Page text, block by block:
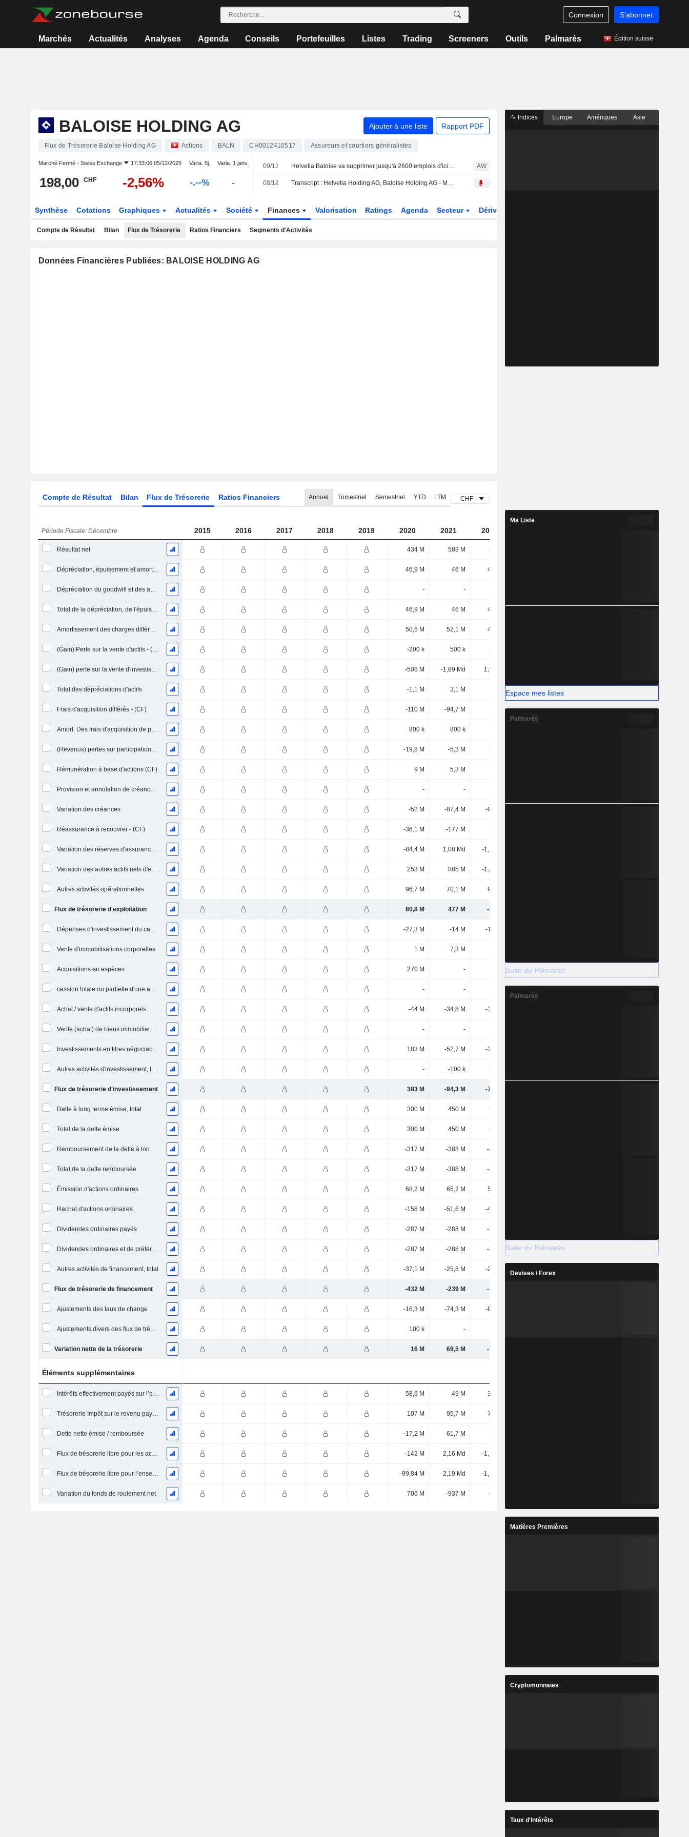
Connexion S'abonner
Marchés Actualités Analyses Agenda Conseils Portefeuilles Listes Trading Screeners Outils Palmarès Édition suisse
BALOISE HOLDING AG Ajouter à une liste Rapport PDF
Flux de Trésorerie Baloise Holding AG Actions BALN CH0012410517 Assureurs et courtiers généralistes
Marché Fermé - Swiss Exchange 17:33:06 05/12/2025 Varia. 5j. Varia. 1 janv.
198,00 CHF -2,56% -.--% -
09/12 Helvetia Baloise va supprimer jusqu'à 2600 emplois d'ici 2028 AW
08/12 Transcript : Helvetia Holding AG, Baloise Holding AG - M&A Call
Synthèse Cotations Graphiques Actualités Société Finances Valorisation Ratings Agenda Secteur Dérivés
Compte de Résultat Bilan Flux de Trésorerie Ratios Financiers Segments d'Activités
Données Financières Publiées: BALOISE HOLDING AG
Compte de Résultat Bilan Flux de Trésorerie Ratios Financiers Annuel Trimestriel Semestriel YTD LTM CHF
Période Fiscale: Décembre 2015 2016 2017 2018 2019 2020 2021 2022
Résultat net 434 M 588 M 548 M
Dépréciation, épuisement et amortissement 46,9 M 46 M 41,4 M
Dépréciation du goodwill et des actifs intangibles - -
Total de la dépréciation, de l'épuisement et de l'amortissement 46,9 M 46 M 41,4 M
Amortissement des charges différées, total 50,5 M 52,1 M 49,7 M
(Gain) Perte sur la vente d'actifs - (CF) -200 k 500 k -200 k
(Gain) perte sur la vente d'investissements - (CF) -508 M -1,89 Md 1,91 Md
Total des dépréciations d'actifs -1,1 M 3,1 M 6,3 M
Frais d'acquisition différés - (CF) -110 M -94,7 M -98 M - -
Amort. Des frais d'acquisition de polices différés - (CF) différés - (CF) 800 k 800 k
(Revenus) pertes sur participations - (CF) -19,8 M -5,3 M -4,9 M
Rémunération à base d'actions (CF) 9 M 5,3 M
Provision et annulation de créances irrécouvrables - -
Variation des créances -52 M -87,4 M -99,2 M
Réassurance à recouvrer - (CF) -36,1 M -177 M
Variation des réserves d'assurance / du passif -84,4 M 1,08 Md -1,14 Md
Variation des autres actifs nets d'exploitation (perçus) 253 M 885 M -1,84 Md
Autres activités opérationnelles 96,7 M 70,1 M 93,3 M
Flux de trésorerie d'exploitation 80,8 M 477 M -388 M
Dépenses d'investissement du capital (CAPEX) -27,3 M -14 M -14,6 M
Vente d'immobilisations corporelles 1 M 7,3 M
Acquisitions en espèces 270 M - - -146 M
cession totale ou partielle d'une activité - -
Achat / vente d'actifs incorporels -44 M -34,8 M -30,6 M
Vente (achat) de biens immobiliers (perçus) - -
Investissements en titres négociables et en actions, total 183 M -52,7 M -33,1 M
Autres activités d'investissement, total - -100 k -100 k
Flux de trésorerie d'investissement 383 M -94,3 M -74,3 M
Dette à long terme émise, total 300 M 450 M 535 M
Total de la dette émise 300 M 450 M 535 M
Remboursement de la dette à long terme, total -317 M -388 M -362 M
Total de la dette remboursée -317 M -388 M -362 M
Émission d'actions ordinaires 68,2 M 65,2 M 54,5 M
Rachat d'actions ordinaires -158 M -51,6 M -45,3 M
Dividendes ordinaires payés -287 M -288 M -316 M
Dividendes ordinaires et de préférence payés -287 M -288 M -316 M -335 M
Autres activités de financement, total -37,1 M -25,8 M -21,1 M -20,1 M
Flux de trésorerie de financement -432 M -239 M -156 M
Ajustements des taux de change -16,3 M -74,3 M -85,2 M
Ajustements divers des flux de trésorerie 100 k -
Variation nette de la trésorerie 16 M 69,5 M -703 M
Éléments supplémentaires
Intérêts effectivement payés sur l’exercice 58,6 M 49 M 37,2 M
Trésorerie Impôt sur le revenu payé (remboursement)Impôt effectivement payé (remboursé) sur l’exercice 107 M 95,7 M 74,7 M
Dette nette émise / remboursée -17,2 M 61,7 M
Flux de trésorerie libre pour les actionnaires FCFE -142 M 2,16 Md -1,16 Md
Flux de trésorerie libre pour l’ensemble des pourvoyeurs de fonds (créanciers et actionnaires) FCFF -99,84 M 2,19 Md -1,13 Md
Variation du fonds de roulement net 706 M -937 M 640 M
Indices Europe Amériques Asie
Ma Liste
Espace mes listes
Palmarès
Suite du Palmarès
Palmarès
Suite du Palmarès
Devises / Forex
Matières Premières
Cryptomonnaies
Taux d'Intérêts